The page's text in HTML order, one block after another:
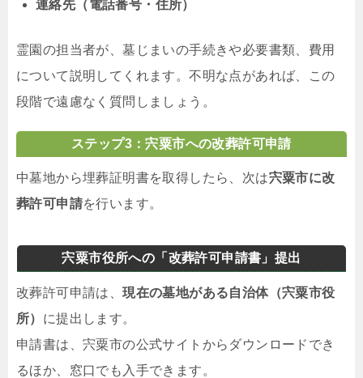
連絡先（電話番号・住所）
霊園の担当者が、墓じまいの手続きや必要書類、費用
について説明してくれます。不明な点があれば、この
段階で遠慮なく質問しましょう。
ステップ3：宍粟市への改葬許可申請
中墓地から埋葬証明書を取得したら、次は宍粟市に改
葬許可申請を行います。
宍粟市役所への「改葬許可申請書」提出
改葬許可申請は、現在の墓地がある自治体（宍粟市役
所） に提出します。
申請書は、宍粟市の公式サイトからダウンロードでき
るほか、窓口でも入手できます。